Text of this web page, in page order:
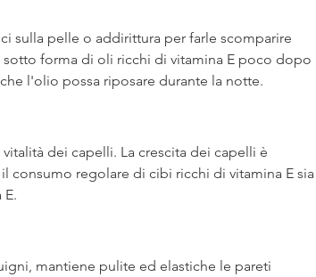
sulla pelle o addirittura per farle scomparire
forma di oli ricchi di vitamina E poco dopo
l'olio possa riposare durante la notte.
dei capelli. La crescita dei capelli è
consumo regolare di cibi ricchi di vitamina E sia
mantiene pulite ed elastiche le pareti